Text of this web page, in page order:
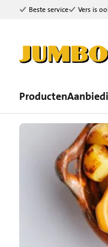
Ga naar zoeken
Ga naar hoofdinhoud
Beste service Vers is
Producten